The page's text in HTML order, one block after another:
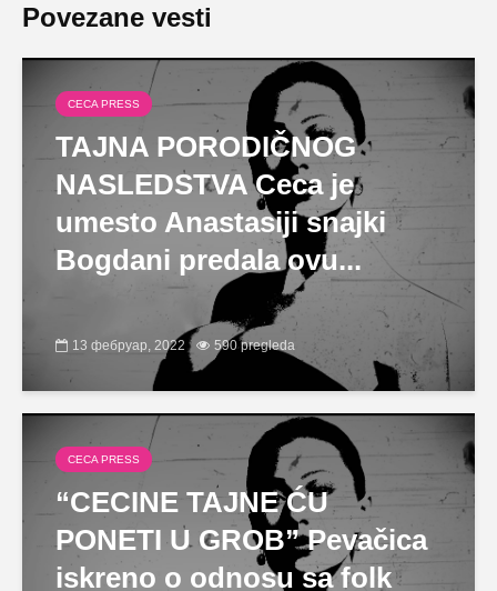
Povezane vesti
CECA PRESS
TAJNA PORODIČNOG
NASLEDSTVA Ceca je
umesto Anastasiji snajki
Bogdani predala ovu...
13 фебруар, 2022 590 pregleda
CECA PRESS
“CECINE TAJNE ĆU
PONETI U GROB” Pevačica
iskreno o odnosu sa folk